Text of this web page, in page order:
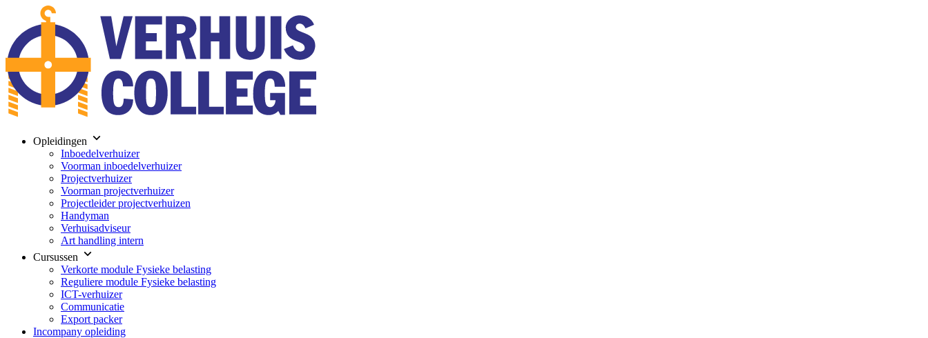
Opleidingen
Inboedelverhuizer
Voorman inboedelverhuizer
Projectverhuizer
Voorman projectverhuizer
Projectleider projectverhuizen
Handyman
Verhuisadviseur
Art handling intern
Cursussen
Verkorte module Fysieke belasting
Reguliere module Fysieke belasting
ICT-verhuizer
Communicatie
Export packer
Incompany opleiding